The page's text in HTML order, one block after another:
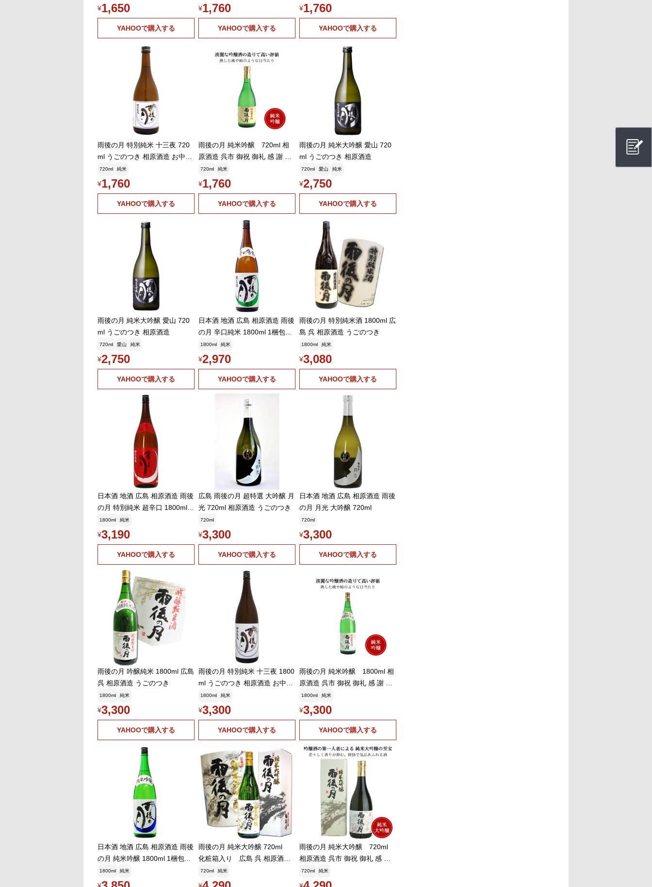
¥1,650
YAHOOで購入する
¥1,760
YAHOOで購入する
¥1,760
YAHOOで購入する
雨後の月 特別純米 十三夜 720
ml うごのつき 相原酒造 お中元
ギフト
720ml 純米
¥1,760
YAHOOで購入する
雨後の月 純米吟醸 720ml 相
原酒造 呉市 御祝 御礼 感 謝 母
の日 父の日 御中元 御歳暮 贈り
物 プレゼント
720ml 純米
¥1,760
YAHOOで購入する
雨後の月 純米大吟醸 愛山 720
ml うごのつき 相原酒造
720ml 愛山 純米
¥2,750
YAHOOで購入する
雨後の月 純米大吟醸 愛山 720
ml うごのつき 相原酒造
720ml 愛山 純米
¥2,750
YAHOOで購入する
日本酒 地酒 広島 相原酒造 雨後
の月 辛口純米 1800ml 1梱包6
本まで
1800ml 純米
¥2,970
YAHOOで購入する
雨後の月 特別純米酒 1800ml 広
島 呉 相原酒造 うごのつき
1800ml 純米
¥3,080
YAHOOで購入する
日本酒 地酒 広島 相原酒造 雨後
の月 特別純米 超辛口 1800ml 1
梱包6本まで
1800ml 純米
¥3,190
YAHOOで購入する
広島 雨後の月 超特選 大吟醸 月
光 720ml 相原酒造 うごのつき
720ml
¥3,300
YAHOOで購入する
日本酒 地酒 広島 相原酒造 雨後
の月 月光 大吟醸 720ml
720ml
¥3,300
YAHOOで購入する
雨後の月 吟醸純米 1800ml 広島
呉 相原酒造 うごのつき
1800ml 純米
¥3,300
YAHOOで購入する
雨後の月 特別純米 十三夜 1800
ml うごのつき 相原酒造 お中元
ギフト
1800ml 純米
¥3,300
YAHOOで購入する
雨後の月 純米吟醸 1800ml 相
原酒造 呉市 御祝 御礼 感 謝 母
の日 父の日 御中元 御歳暮 贈り
物 プレゼント
1800ml 純米
¥3,300
YAHOOで購入する
日本酒 地酒 広島 相原酒造 雨後
の月 純米吟醸 1800ml 1梱包6
本まで
1800ml 純米
雨後の月 純米大吟醸 720ml
化粧箱入り 広島 呉 相原酒造
うごのつき
720ml 純米
雨後の月 純米大吟醸 720ml
相原酒造 呉市 御祝 御礼 感 謝
母の日 父の日 御中元 御歳暮 贈
り物 プレゼント
720ml 純米